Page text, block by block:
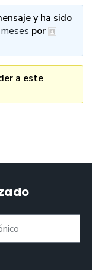
y ha sido
por
a este